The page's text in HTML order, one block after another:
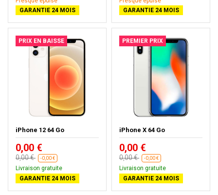
GARANTIE 24 MOIS
GARANTIE 24 MOIS
PRIX EN BAISSE
iPhone 12 64 Go
0,00 €
0,00 € -0,00 €
Livraison gratuite
GARANTIE 24 MOIS
PREMIER PRIX
iPhone X 64 Go
0,00 €
0,00 € -0,00 €
Livraison gratuite
GARANTIE 24 MOIS